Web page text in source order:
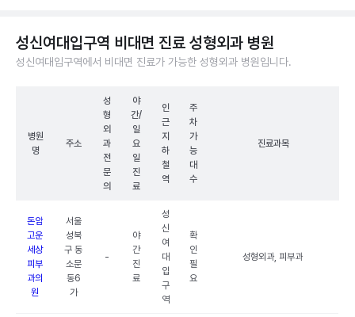
성신여대입구역 비대면 진료 성형외과 병원
성신여대입구역에서 비대면 진료가 가능한 성형외과 병원입니다.
병원
명
주소
성
형
외
과
전
문
의
야
간/
일
요
일
진
료
인
근
지
하
철
역
주
차
가
능
대
수
진료과목
돈암
고운
세상
피부
과의
원
서울
성북
구 동
소문
동6
가
-
야
간
진
료
성
신
여
대
입
구
역
확
인
필
요
성형외과, 피부과